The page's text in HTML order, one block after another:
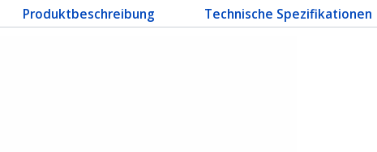
Produktbeschreibung Technische Spezifikationen